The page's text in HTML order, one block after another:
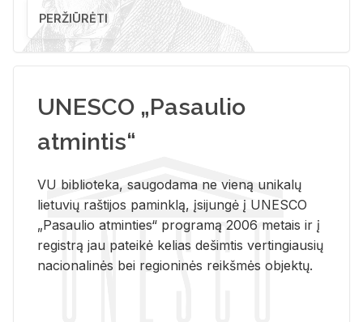
PERŽIŪRĖTI
UNESCO „Pasaulio
atmintis“
VU biblioteka, saugodama ne vieną unikalų
lietuvių raštijos paminklą, įsijungė į UNESCO
„Pasaulio atminties“ programą 2006 metais ir į
registrą jau pateikė kelias dešimtis vertingiausių
nacionalinės bei regioninės reikšmės objektų.